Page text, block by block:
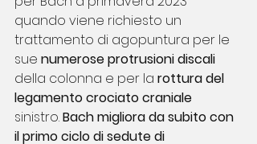
quando viene richiesto un
trattamento di agopuntura per le
sue numerose protrusioni discali
della colonna e per la rottura del
legamento crociato craniale
sinistro. Bach migliora da subito con
il primo ciclo di sedute di